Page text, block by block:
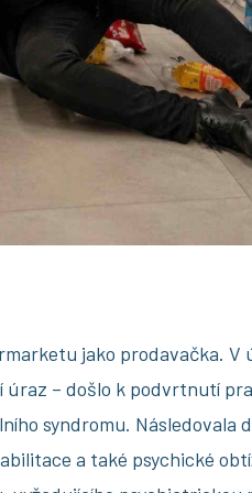
jako prodavačka. V
– došlo k podvrtnutí
syndromu. Následovala
a také psychické